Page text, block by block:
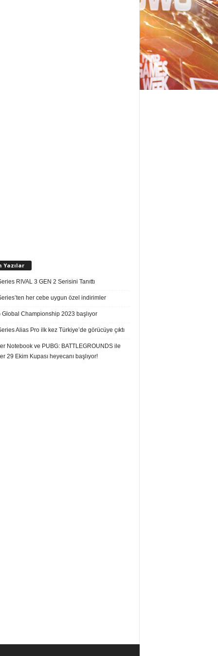
Yazılar
RIVAL 3 GEN 2 Serisini Tanıttı
her cebe uygun özel indirimler
Global Championship 2023 başlıyor
Alias Pro ilk kez Türkiye’de görücüye çıktı
Notebook ve PUBG: BATTLEGROUNDS ile
29 Ekim Kupası heyecanı başlıyor!